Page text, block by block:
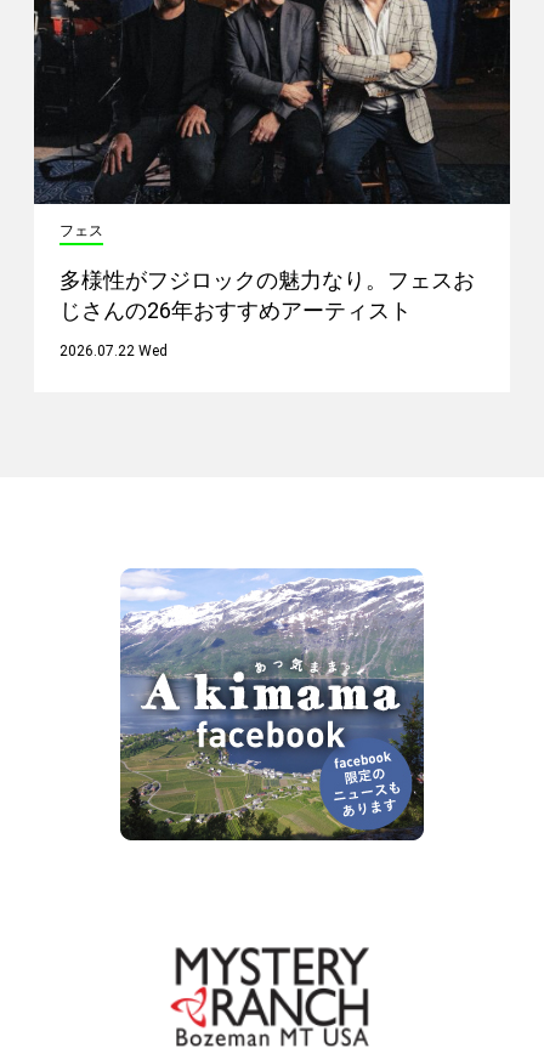
フェス
多様性がフジロックの魅力なり。フェスお
じさんの26年おすすめアーティスト
2026.07.22 Wed